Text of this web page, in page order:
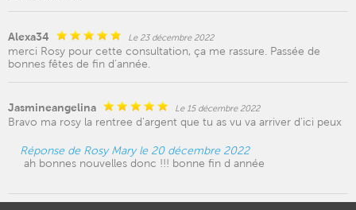
Alexa34 Le 23 décembre 2022
merci Rosy pour cette consultation, ça me rassure. Passée de
bonnes fêtes de fin d’année.
Jasmineangelina Le 15 décembre 2022
Bravo ma rosy la rentree d'argent que tu as vu va arriver d'ici peux
Réponse de Rosy Mary le 20 décembre 2022
ah bonnes nouvelles donc !!! bonne fin d année